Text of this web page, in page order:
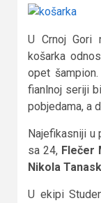
U Crnoj Gori
košarka
opet
fianlnoj seriji
pobjedama, a
Najefikasniji u
sa 24, Flečer
Nikola
U ekipi